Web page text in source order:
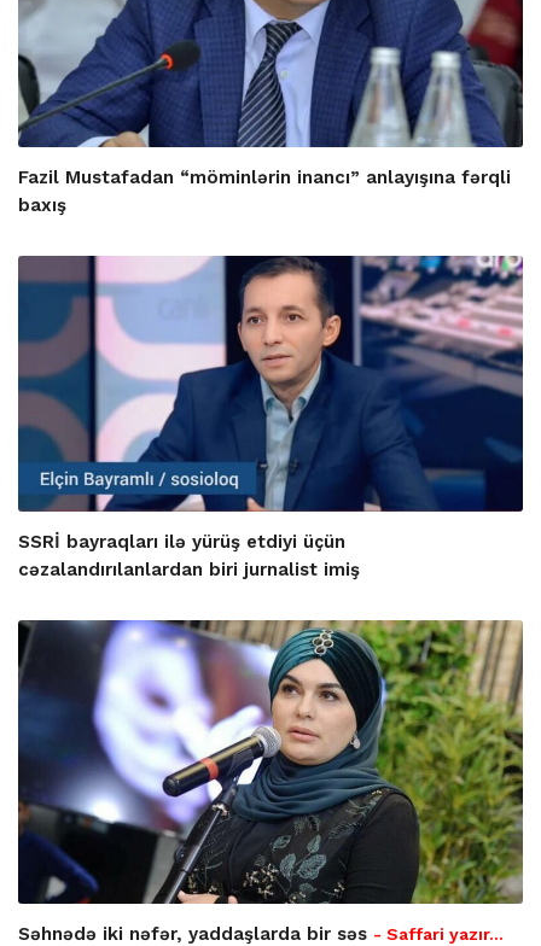
Fazil Mustafadan “möminlərin inancı” anlayışına fərqli
baxış
SSRİ bayraqları ilə yürüş etdiyi üçün
cəzalandırılanlardan biri jurnalist imiş
Səhnədə iki nəfər, yaddaşlarda bir səs - Saffari yazır…